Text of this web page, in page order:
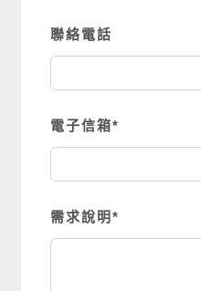
聯絡電話
電子信箱*
需求說明*